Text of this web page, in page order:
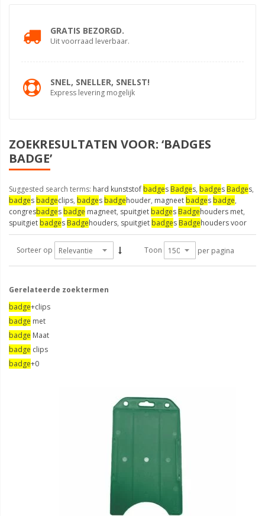
ZOEKRESULTATEN VOOR: ‘BADGES
BADGE’
Suggested search terms: hard kunststof badges Badges, badges Badges,
badges badgeclips, badges badgehouder, magneet badges badge,
congresbadges badge magneet, spuitgiet badges Badgehouders met,
spuitgiet badges Badgehouders, spuitgiet badges Badgehouders voor
Sorteer op Toon per pagina
Gerelateerde zoektermen
badge+clips
badge met
badge Maat
badge clips
badge+0
GRATIS BEZORGD.
Uit voorraad leverbaar.
SNEL, SNELLER, SNELST!
Express levering mogelijk